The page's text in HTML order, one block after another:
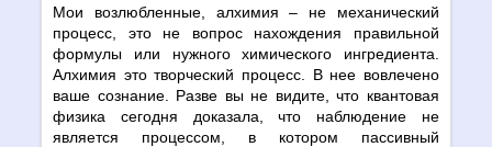
Мои возлюбленные, алхимия – не механический
процесс, это не вопрос нахождения правильной
формулы или нужного химического ингредиента.
Алхимия это творческий процесс. В нее вовлечено
ваше сознание. Разве вы не видите, что квантовая
физика сегодня доказала, что наблюдение не
является процессом, в котором пассивный